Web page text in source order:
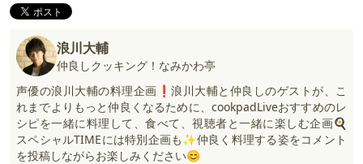
浪川大輔
仲良しクッキング！なみかわ亭
声優の浪川大輔の料理企画❗浪川大輔と仲良しのゲストが、こ
れまでよりもっと仲良くなるために、cookpadLiveおすすめのレ
シピを一緒に料理して、食べて、視聴者と一緒に楽しむ企画🍳
スペシャルTIMEには特別企画も✨仲良く料理する姿をコメント
を投稿しながらお楽しみください😊